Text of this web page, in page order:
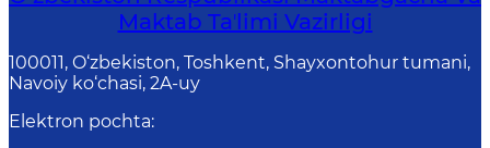
Maktab Taʼlimi Vazirligi
100011, O‘zbekiston, Toshkent, Shayxontohur tumani,
Navoiy ko‘chasi, 2A-uy
Elektron pochta: